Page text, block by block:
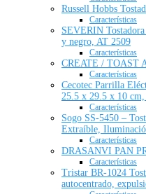
Russell Hobbs
Características
SEVERIN
y negro, AT 2509
Características
CREATE / TOAST
Características
Cecotec Parrilla
25.5 x 29.5 x 10
Características
Sogo SS-5450 –
Extraíble,
Características
DRASANVI PAN
Características
Tristar BR-1024
autocentrado,